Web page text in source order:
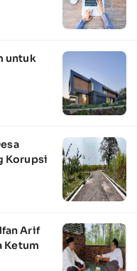
untuk
Korupsi
Arif
Ketum